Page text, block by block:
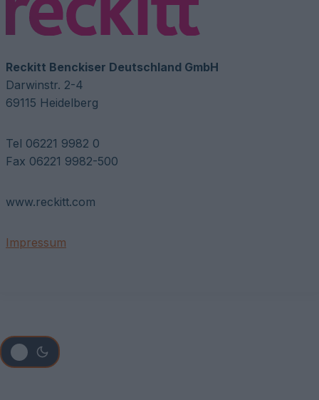
Reckitt Benckiser Deutschland GmbH
Darwinstr. 2-4
69115 Heidelberg
Tel 06221 9982 0
Fax 06221 9982-500
www.reckitt.com
Impressum